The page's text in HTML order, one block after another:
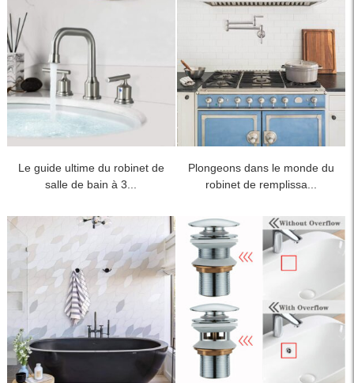
Le guide ultime du robinet de
salle de bain à 3...
Plongeons dans le monde du
robinet de remplissa...